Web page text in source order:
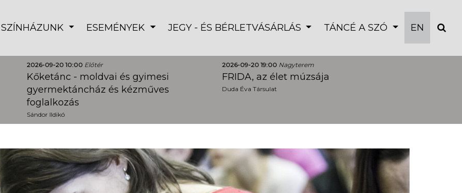
SZÍNHÁZUNK ESEMÉNYEK JEGY - ÉS BÉRLETVÁSÁRLÁS TÁNCÉ A SZÓ EN
2026-09-20 10:00 Előtér
Kőketánc - moldvai és gyimesi
gyermektáncház és kézműves
foglalkozás
Sándor Ildikó
2026-09-20 19:00 Nagyterem
FRIDA, az élet múzsája
Duda Éva Társulat